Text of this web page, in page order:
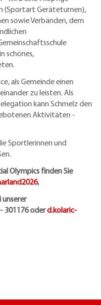
(Sportart Geräteturnen),
sowie Verbänden, dem
schönes,
als Gemeinde einen
zu leisten. Als
kann Schmelz den
Aktivitäten -
Sportlerinnen und
Olympics finden Sie
.
301176 oderd.kolaric-